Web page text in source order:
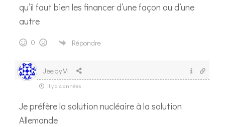
qu’il faut bien les financer d’une façon ou d’une
autre
0 Répondre
JeepyM
il y a 4 années
Je préfère la solution nucléaire à la solution
Allemande